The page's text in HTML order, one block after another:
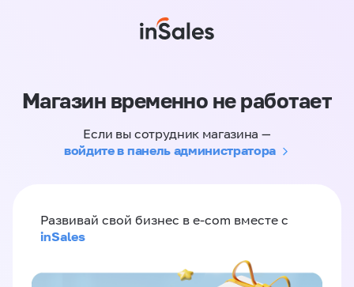
Магазин временно не работает
Если вы сотрудник магазина —
войдите в панель администратора
Развивай свой бизнес в e-com вместе с
inSales